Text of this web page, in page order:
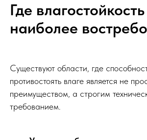
Где
наиболее
Существуют области, где
противостоять влаге является не
преимуществом, а строгим
требованием.